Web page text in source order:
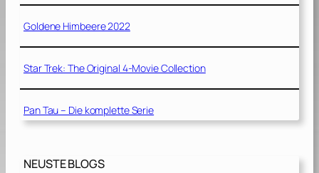
Goldene Himbeere 2022
Star Trek: The Original 4-Movie Collection
Pan Tau – Die komplette Serie
NEUSTE BLOGS